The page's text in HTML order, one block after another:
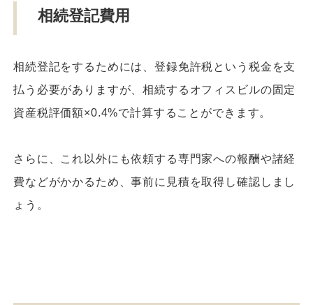
相続登記費用
相続登記をするためには、登録免許税という税金を支
払う必要がありますが、相続するオフィスビルの固定
資産税評価額×0.4%で計算することができます。
さらに、これ以外にも依頼する専門家への報酬や諸経
費などがかかるため、事前に見積を取得し確認しまし
ょう。